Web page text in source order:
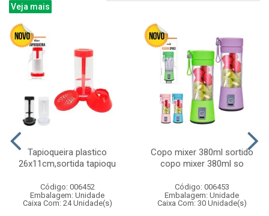
Veja mais
Tapioqueira plastico
26x11cm,sortida tapioqu
Código: 006452
Embalagem: Unidade
Caixa Com: 24 Unidade(s)
Copo mixer 380ml sortido
copo mixer 380ml so
Código: 006453
Embalagem: Unidade
Caixa Com: 30 Unidade(s)